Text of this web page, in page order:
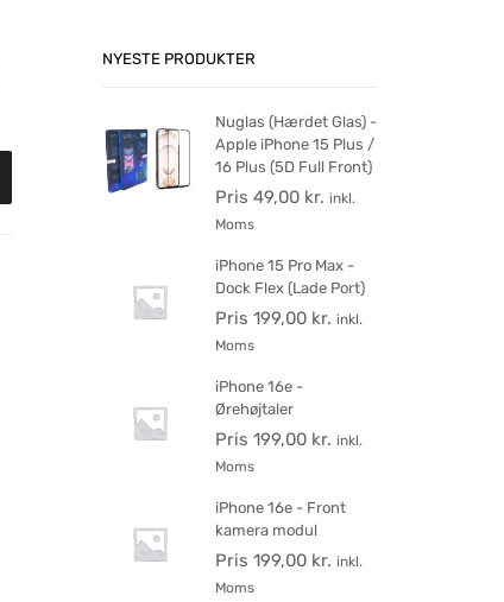
NYESTE PRODUKTER
Nuglas (Hærdet Glas) -
Apple iPhone 15 Plus /
16 Plus (5D Full Front)
Pris 49,00 kr. inkl.
Moms
iPhone 15 Pro Max -
Dock Flex (Lade Port)
Pris 199,00 kr. inkl.
Moms
iPhone 16e -
Ørehøjtaler
Pris 199,00 kr. inkl.
Moms
iPhone 16e - Front
kamera modul
Pris 199,00 kr. inkl.
Moms